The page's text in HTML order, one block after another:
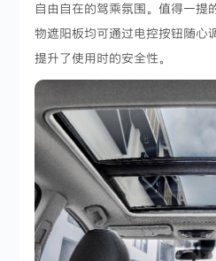
自由自在的驾乘氛围。值得一提
物遮阳板均可通过电控按钮随心
提升了使用时的安全性。